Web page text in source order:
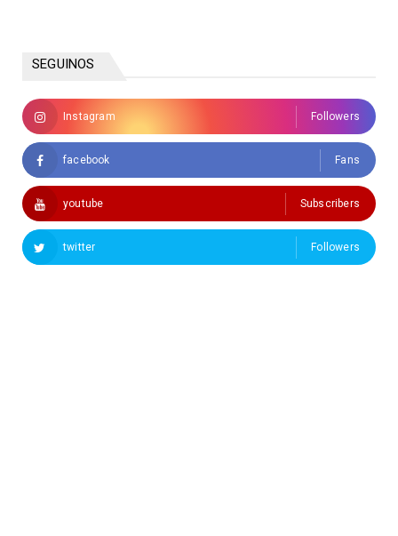
SEGUINOS
Instagram Followers
facebook Fans
youtube Subscribers
twitter Followers